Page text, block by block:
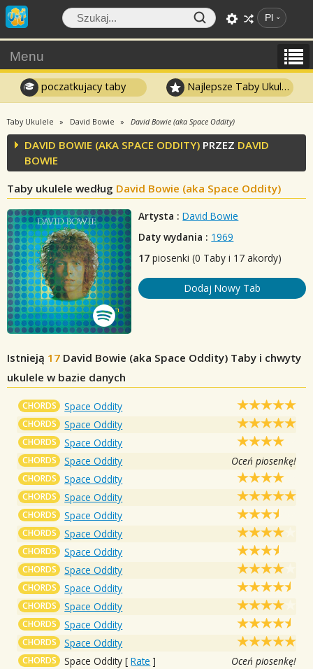
Pl
Menu
poczatkujacy taby Najlepsze Taby Ukulele
Taby Ukulele David Bowie David Bowie (aka Space Oddity)
DAVID BOWIE (AKA SPACE ODDITY) PRZEZ DAVID
BOWIE
Taby ukulele według David Bowie (aka Space Oddity)
Artysta : David Bowie
Daty wydania : 1969
17 piosenki (0 Taby i 17 akordy)
Dodaj Nowy Tab
Istnieją 17 David Bowie (aka Space Oddity) Taby i chwyty
ukulele w bazie danych
CHORDS Space Oddity
CHORDS Space Oddity
CHORDS Space Oddity
CHORDS Space Oddity Oceń piosenkę!
CHORDS Space Oddity
CHORDS Space Oddity
CHORDS Space Oddity
CHORDS Space Oddity
CHORDS Space Oddity
CHORDS Space Oddity
CHORDS Space Oddity
CHORDS Space Oddity
CHORDS Space Oddity
CHORDS Space Oddity
CHORDS Space Oddity [Rate ] Oceń piosenkę!